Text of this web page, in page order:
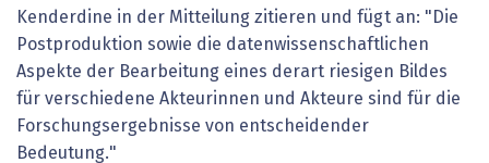
Kenderdine in der Mitteilung zitieren und fügt an: "Die
Postproduktion sowie die datenwissenschaftlichen
Aspekte der Bearbeitung eines derart riesigen Bildes
für verschiedene Akteurinnen und Akteure sind für die
Forschungsergebnisse von entscheidender
Bedeutung."